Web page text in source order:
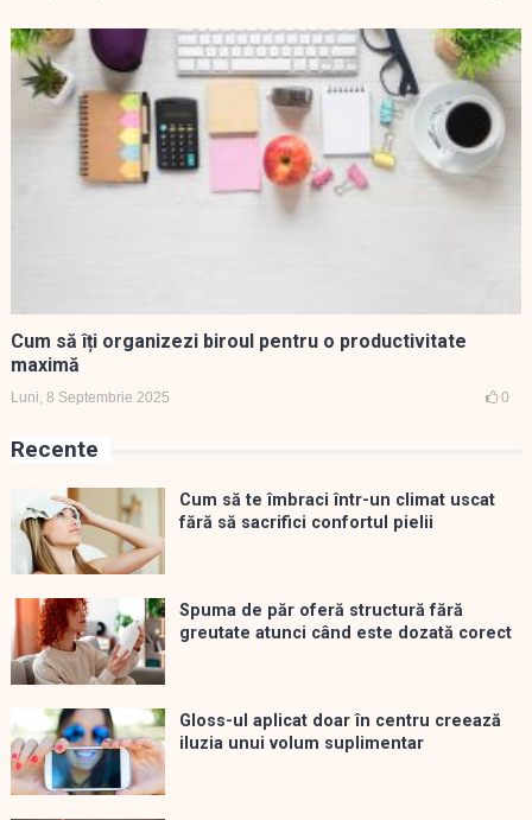
Cum să îți organizezi biroul pentru o productivitate
maximă
Luni, 8 Septembrie 2025 0
Recente
Cum să te îmbraci într-un climat uscat
fără să sacrifici confortul pielii
Spuma de păr oferă structură fără
greutate atunci când este dozată corect
Gloss-ul aplicat doar în centru creează
iluzia unui volum suplimentar